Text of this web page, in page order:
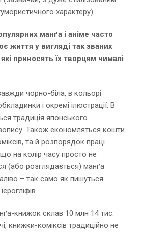
характеру).
манґа і аніме часто
життя у вигляді так званих
які приносять їх творцям чималі
чорно-біла, в кольорі
і окремі ілюстрації. В
традиція японського
Також економляться кошти
та й розпорядок праці
на колір часу просто не
(або розглядається) манґа
– так само як пишуться
книжок склав 10 млн 14 тис.
книжки-коміксів традиційно не